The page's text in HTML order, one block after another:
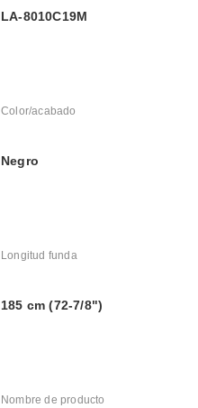
LA-8010C19M
Color/acabado
Negro
Longitud funda
185 cm (72-7/8")
Nombre de producto